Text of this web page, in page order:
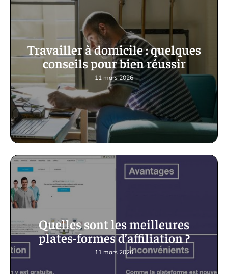
Travailler à domicile : quelques
conseils pour bien réussir
11 mars 2026
Quelles sont les meilleures
plates-formes d’affiliation ?
11 mars 2026